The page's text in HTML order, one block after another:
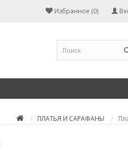
Избранное (0)
ПЛАТЬЯ И САРАФАНЫ